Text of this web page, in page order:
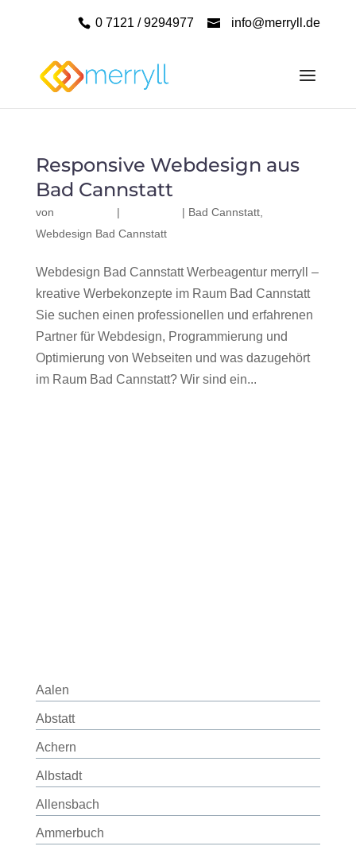
0 7121 / 9294977 info@merryll.de
Responsive Webdesign aus
Bad Cannstatt
von | | Bad Cannstatt,
Webdesign Bad Cannstatt
Webdesign Bad Cannstatt Werbeagentur merryll –
kreative Werbekonzepte im Raum Bad Cannstatt
Sie suchen einen professionellen und erfahrenen
Partner für Webdesign, Programmierung und
Optimierung von Webseiten und was dazugehört
im Raum Bad Cannstatt? Wir sind ein...
Aalen
Abstatt
Achern
Albstadt
Allensbach
Ammerbuch